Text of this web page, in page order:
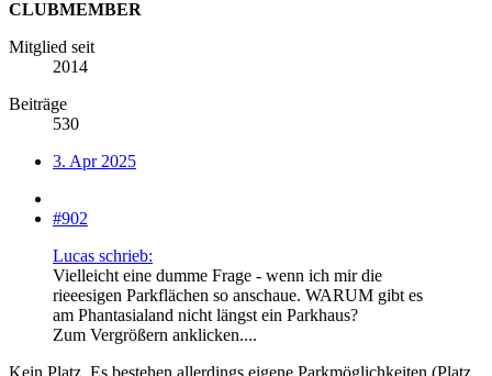
CLUBMEMBER
Mitglied seit
2014
Beiträge
530
3. Apr 2025
#902
Lucas schrieb:
Vielleicht eine dumme Frage - wenn ich mir die
rieeesigen Parkflächen so anschaue. WARUM gibt es
am Phantasialand nicht längst ein Parkhaus?
Zum Vergrößern anklicken....